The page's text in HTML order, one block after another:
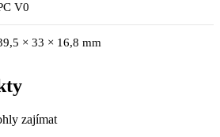
V0
× 33 × 16,8 mm
zajímat